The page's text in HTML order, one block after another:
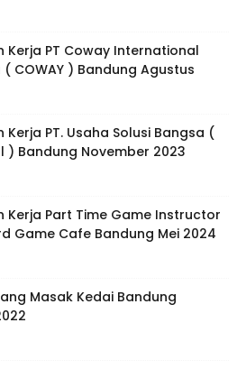
Kerja PT Coway International
COWAY ) Bandung Agustus
Kerja PT. Usaha Solusi Bangsa (
) Bandung November 2023
Kerja Part Time Game Instructor
Game Cafe Bandung Mei 2024
Masak Kedai Bandung